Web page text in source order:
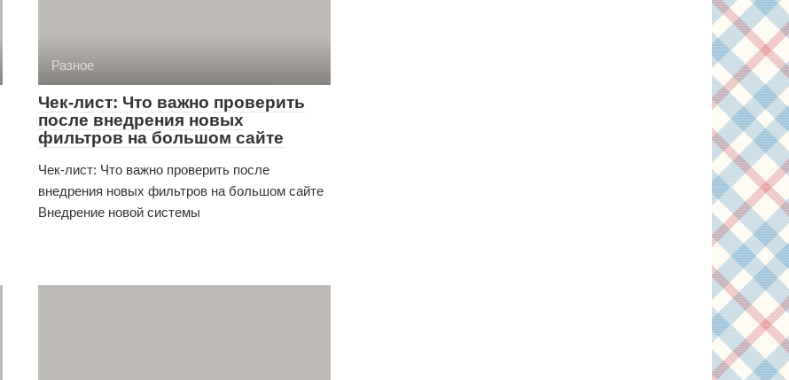
Разное
Чек-лист: Что важно проверить
после внедрения новых
фильтров на большом сайте
Чек-лист: Что важно проверить после
внедрения новых фильтров на большом сайте
Внедрение новой системы